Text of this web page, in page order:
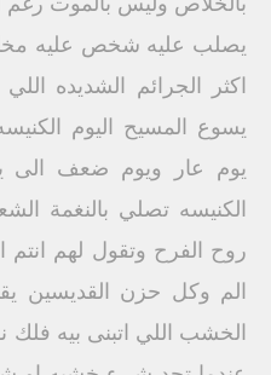
يصلب عليه شخص عليه
اكثر الجرائم الشديده
يسوع المسيح اليوم
يوم عار ويوم ضعف الى
الكنيسه تصلي بالنغمة
روح الفرح وتقول لهم
الم وكل حزن القديسين
الخشب اللي اتبنى بيه فلك